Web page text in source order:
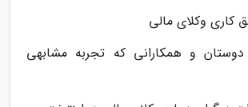
کاری وکلای مالی
و همکارانی که تجربه مشابهی